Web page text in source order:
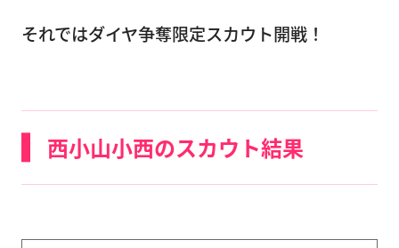
それではダイヤ争奪限定スカウト開戦！
西小山小西のスカウト結果